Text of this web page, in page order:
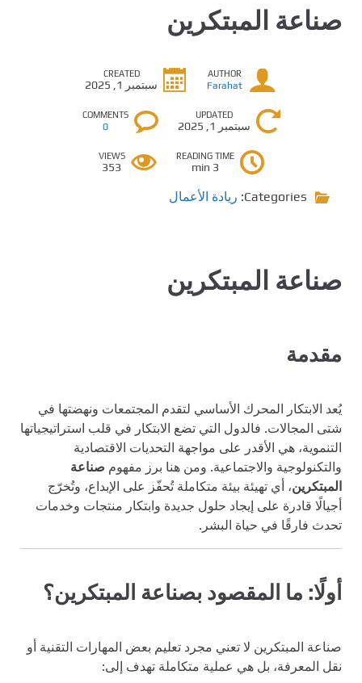
صناعة المبتكرين
AUTHOR
Farahat
CREATED
سبتمبر 1, 2025
UPDATED
سبتمبر 1, 2025
COMMENTS
0
READING TIME
3 min
VIEWS
353
Categories: ريادة الأعمال
صناعة المبتكرين
مقدمة
يُعد الابتكار المحرك الأساسي لتقدم المجتمعات ونهضتها في
شتى المجالات. فالدول التي تضع الابتكار في قلب استراتيجياتها
التنموية، هي الأقدر على مواجهة التحديات الاقتصادية
والتكنولوجية والاجتماعية. ومن هنا برز مفهوم صناعة
المبتكرين، أي تهيئة بيئة متكاملة تُحفّز على الإبداع، وتُخرّج
أجيالًا قادرة على إيجاد حلول جديدة وابتكار منتجات وخدمات
تحدث فارقًا في حياة البشر.
أولًا: ما المقصود بصناعة المبتكرين؟
صناعة المبتكرين لا تعني مجرد تعليم بعض المهارات التقنية أو
نقل المعرفة، بل هي عملية متكاملة تهدف إلى: